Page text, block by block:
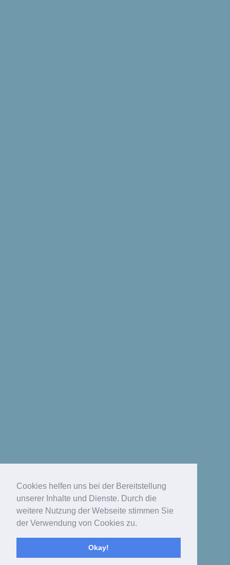
Cookies helfen uns bei der Bereitstellung
unserer Inhalte und Dienste. Durch die
weitere Nutzung der Webseite stimmen Sie
der Verwendung von Cookies zu.
Okay!